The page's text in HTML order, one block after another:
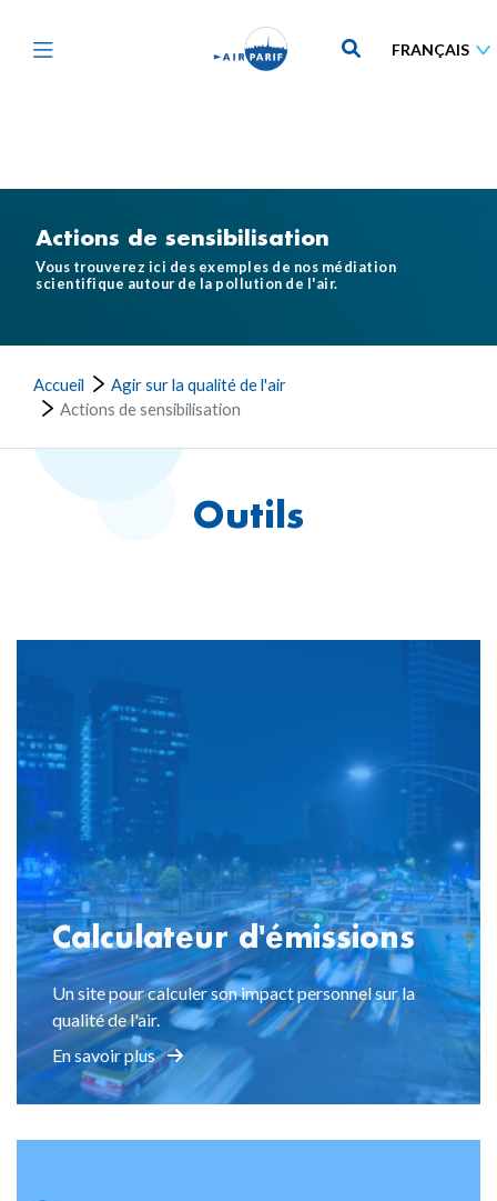
au
contenu
Actions de sensibilisation
Vous trouverez ici des exemples de nos médiation
scientifique autour de la pollution de l'air.
Accueil
Agir sur la qualité de l'air
Actions de sensibilisation
Outils
Calculateur d'émissions
Un site pour calculer son impact personnel sur la
qualité de l'air.
En savoir plus